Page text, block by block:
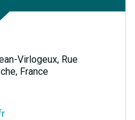
Virlogeux, Rue
France